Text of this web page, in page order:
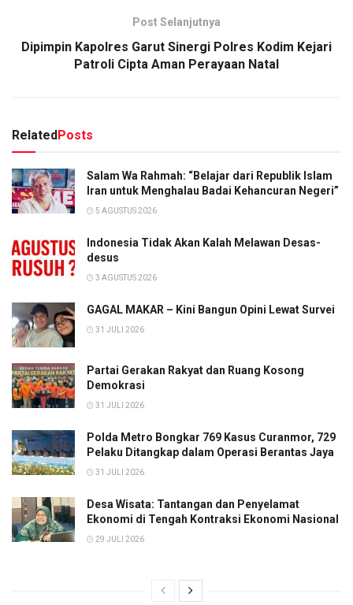
Post Selanjutnya
Dipimpin Kapolres Garut Sinergi Polres Kodim Kejari
Patroli Cipta Aman Perayaan Natal
RelatedPosts
Salam Wa Rahmah: “Belajar dari Republik Islam
Iran untuk Menghalau Badai Kehancuran Negeri”
5 AGUSTUS 2026
Indonesia Tidak Akan Kalah Melawan Desas-
desus
3 AGUSTUS 2026
GAGAL MAKAR – Kini Bangun Opini Lewat Survei
31 JULI 2026
Partai Gerakan Rakyat dan Ruang Kosong
Demokrasi
31 JULI 2026
Polda Metro Bongkar 769 Kasus Curanmor, 729
Pelaku Ditangkap dalam Operasi Berantas Jaya
31 JULI 2026
Desa Wisata: Tantangan dan Penyelamat
Ekonomi di Tengah Kontraksi Ekonomi Nasional
29 JULI 2026